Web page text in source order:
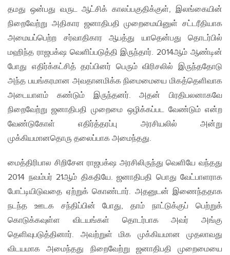
தமது ஒன்பது வருட ஆட்சிக் காலப்பகுதிக்குள், இலங்கையின்
நிறைவேற்று அதிகார ஜனாதிபதி முறைமையினுள் சட்டரீதியாக
அமையப்பெற்ற சர்வாதிகார ஆபத்து யாதென்பது தொடர்பில்
மஹிந்த ராஜபக்‌ஷ வெளிப்படுத்தி இருந்தார். 2014ஆம் ஆண்டின்
போது எதிர்க்கட்சித் தரப்பினர் பெரும் விரிசலில் இருந்ததோடு
அந்த பயங்கரமான அவதானமிக்க நிமைமையை மிகத்தெளிவாக
அடையாளம் கண்டும் இருந்தனர். அதன் பிரதிபலனாகவே
நிறைவேற்று ஜனாதிபதி முறைமை ஒழிக்கப்பட வேண்டும் என்ற
வேண்டுகோள் எதிர்த்தரப்பு அரசியலில் அன்று
முக்கியமானதொரு தலைப்பாக அமைந்தது.
மைத்திரிபால சிறிசேன ராஜபக்‌ஷ அரசிலிருந்து வெளியே வந்தது
2014 நவம்பர் 21ஆம் திகதியே. ஜனாதிபதி பொது வேட்பாளராக
போட்டியிடுவதை ஏற்றுக் கொண்டார். அதனுடன் இணைந்ததாக
நடந்த ஊடக சந்திப்பின் போது, தாம் நாட்டுக்குப் பெற்றுக்
கொடுக்கவுள்ள விடயங்கள் தொடர்பாக அவர் அங்கு
தெளிவுபடுத்தினார். அவற்றுள் மிக முக்கியமான முதலாவது
விடயமாக அமைந்தது நிறைவேற்று ஜனாதிபதி முறைமையை